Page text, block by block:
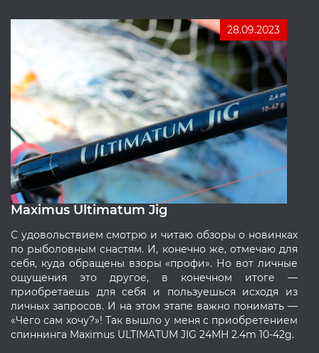
28.09.2023
Maximus Ultimatum Jig
С удовольствием смотрю и читаю обзоры о новинках
по рыболовным снастям. И, конечно же, отмечаю для
себя, куда обращены взоры «профи». Но вот личные
ощущения это другое, в конечном итоге —
приобретаешь для себя и пользуешься исходя из
личных запросов. И на этом этапе важно понимать —
«Чего сам хочу?»! Так вышло у меня с приобретением
спиннинга Maximus ULTIMATUM JIG 24MH 2.4m 10-42g.